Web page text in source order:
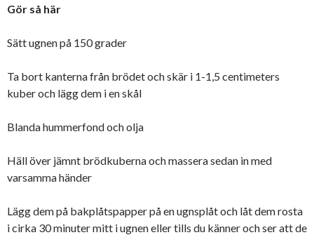
Gör så här
Sätt ugnen på 150 grader
Ta bort kanterna från brödet och skär i 1-1,5 centimeters
kuber och lägg dem i en skål
Blanda hummerfond och olja
Häll över jämnt brödkuberna och massera sedan in med
varsamma händer
Lägg dem på bakplåtspapper på en ugnsplåt och låt dem rosta
i cirka 30 minuter mitt i ugnen eller tills du känner och ser att de